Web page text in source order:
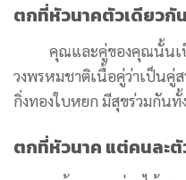
ตกที่หัวนาคตัวเดียวกั
คุณและคู่ของคุณนั้นเป็
วงพรหมชาติเนื้อคู่ว่าเป็นคู่
กิ่งทองใบหยก มีสุขร่วมกันทั้
ตกที่หัวนาค แต่คนละ